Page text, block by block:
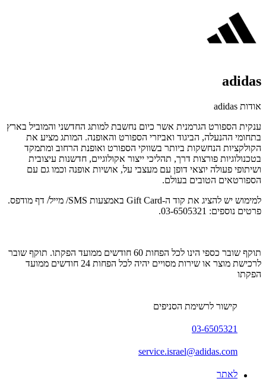
adidas
אודות adidas
ענקית הספורט הגרמנית אשר כיום נחשבת למותג החדשני והמוביל בארץ
בתחומי ההנעלה, הביגוד ואביזרי הספורט והאופנה. המותג מציע את
הקולקציות הנחשקות ביותר בשווקי הספורט ואופנת הרחוב ומתמקד
בטכנולוגיות פורצות דרך, תהליכי ייצור אקולוגיים, חדשנות עיצובית
ושיתופי פעולה יוצאי דופן עם מעצבי על, אושיות אופנה וכמו גם עם
הספורטאים הטובים בעולם.
למימוש יש להציג את קוד ה-Gift Card באמצעות SMS/ מייל/ דף מודפס.
פרטים נוספים: 03-6505321.
תוקף שובר כספי הינו לכל הפחות 60 חודשים ממועד הפקתו. תוקף שובר
לרכישת מוצר או שירות מסויים יהיה לכל הפחות 24 חודשים ממועד
הפקתו
קישור לרשימת הסניפים
03-6505321
service.israel@adidas.com
לאתר